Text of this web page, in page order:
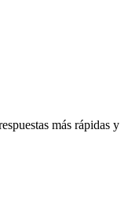
más rápidas y